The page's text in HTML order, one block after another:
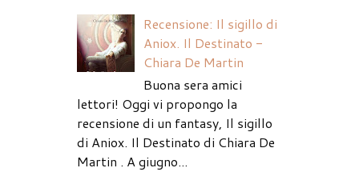
Recensione: Il sigillo di
Aniox. Il Destinato -
Chiara De Martin
Buona sera amici
lettori! Oggi vi propongo la
recensione di un fantasy, Il sigillo
di Aniox. Il Destinato di Chiara De
Martin . A giugno...